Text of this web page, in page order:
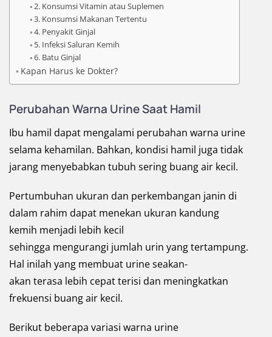
2. Konsumsi Vitamin atau Suplemen
3. Konsumsi Makanan Tertentu
4. Penyakit Ginjal
5. Infeksi Saluran Kemih
6. Batu Ginjal
Kapan Harus ke Dokter?
Perubahan Warna Urine Saat Hamil
Ibu hamil dapat mengalami perubahan warna urine
selama kehamilan. Bahkan, kondisi hamil juga tidak
jarang menyebabkan tubuh sering buang air kecil.
Pertumbuhan ukuran dan perkembangan janin di
dalam rahim dapat menekan ukuran kandung
kemih menjadi lebih kecil
sehingga mengurangi jumlah urin yang tertampung.
Hal inilah yang membuat urine seakan-
akan terasa lebih cepat terisi dan meningkatkan
frekuensi buang air kecil.
Berikut beberapa variasi warna urine